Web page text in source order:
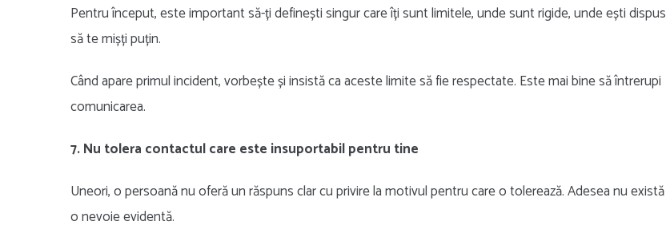
Pentru început, este important să-ți definești singur care îți sunt limitele, unde sunt rigide, unde ești dispus
să te mișți puțin.
Când apare primul incident, vorbește și insistă ca aceste limite să fie respectate. Este mai bine să întrerupi
comunicarea.
7. Nu tolera contactul care este insuportabil pentru tine
Uneori, o persoană nu oferă un răspuns clar cu privire la motivul pentru care o tolerează. Adesea nu există
o nevoie evidentă.